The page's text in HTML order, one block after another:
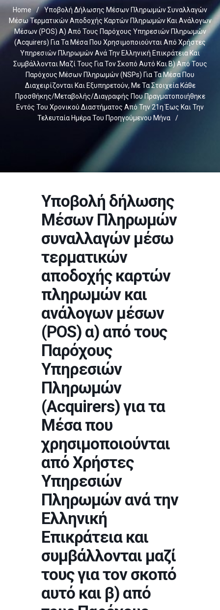
Home /
Υποβολή Δήλωσης Μέσων Πληρωμών Συναλλαγών
Μέσω Τερματικών Αποδοχής Καρτών Πληρωμών Και Ανάλογων
Μέσων (POS) Α) Από Τους Παρόχους Υπηρεσιών Πληρωμών
(Acquirers) Για Τα Μέσα Που Χρησιμοποιούνται Από Χρήστες
Υπηρεσιών Πληρωμών Ανά Την Ελληνική Επικράτεια Και
Συμβάλλονται Μαζί Τους Για Τον Σκοπό Αυτό Και Β) Από Τους
Παρόχους Μέσων Πληρωμών (NSPs) Για Τα Μέσα Που
Διαχειρίζονται Και Εξυπηρετούν, Με Τα Στοιχεία Κάθε
Προσθήκης/μεταβολής/διαγραφής Που Πραγματοποιήθηκε
Εντός Του Χρονικού Διαστήματος Από Την 21η Έως Και Την
Τελευταία Ημέρα Του Προηγούμενου Μήνα
/
Υποβολή δήλωσης
Μέσων Πληρωμών
συναλλαγών μέσω
τερματικών
αποδοχής καρτών
πληρωμών και
ανάλογων μέσων
(POS) α) από τους
Παρόχους
Υπηρεσιών
Πληρωμών
(Acquirers) για τα
Μέσα που
χρησιμοποιούνται
από Χρήστες
Υπηρεσιών
Πληρωμών ανά την
Ελληνική
Επικράτεια και
συμβάλλονται μαζί
τους για τον σκοπό
αυτό και β) από